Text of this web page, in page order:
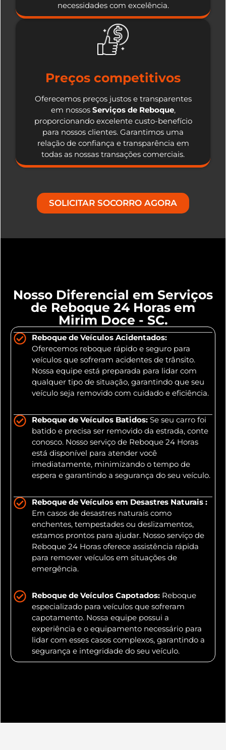
necessidades com excelência.
Preços competitivos
Oferecemos preços justos e transparentes
em nossos Serviços de Reboque,
proporcionando excelente custo-benefício
para nossos clientes. Garantimos uma
relação de confiança e transparência em
todas as nossas transações comerciais.
SOLICITAR SOCORRO AGORA
Nosso Diferencial em Serviços
de Reboque 24 Horas em
Mirim Doce - SC.
Reboque de Veículos Acidentados:
Oferecemos reboque rápido e seguro para
veículos que sofreram acidentes de trânsito.
Nossa equipe está preparada para lidar com
qualquer tipo de situação, garantindo que seu
veículo seja removido com cuidado e eficiência.
Reboque de Veículos Batidos: Se seu carro foi
batido e precisa ser removido da estrada, conte
conosco. Nosso serviço de Reboque 24 Horas
está disponível para atender você
imediatamente, minimizando o tempo de
espera e garantindo a segurança do seu veículo.
Reboque de Veículos em Desastres Naturais :
Em casos de desastres naturais como
enchentes, tempestades ou deslizamentos,
estamos prontos para ajudar. Nosso serviço de
Reboque 24 Horas oferece assistência rápida
para remover veículos em situações de
emergência.
Reboque de Veículos Capotados: Reboque
especializado para veículos que sofreram
capotamento. Nossa equipe possui a
experiência e o equipamento necessário para
lidar com esses casos complexos, garantindo a
segurança e integridade do seu veículo.